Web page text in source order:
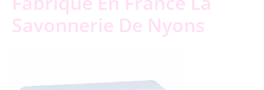
Savonnerie De Nyons